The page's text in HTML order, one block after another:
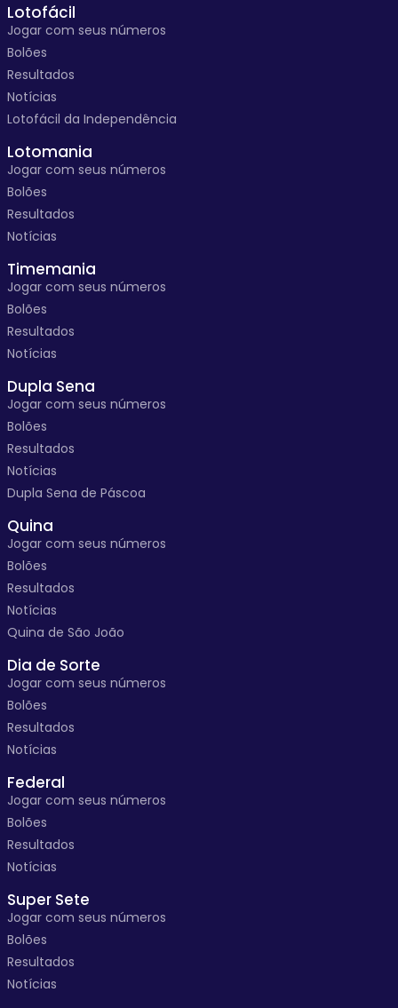
Lotofácil
Jogar com seus números
Bolões
Resultados
Notícias
Lotofácil da Independência
Lotomania
Jogar com seus números
Bolões
Resultados
Notícias
Timemania
Jogar com seus números
Bolões
Resultados
Notícias
Dupla Sena
Jogar com seus números
Bolões
Resultados
Notícias
Dupla Sena de Páscoa
Quina
Jogar com seus números
Bolões
Resultados
Notícias
Quina de São João
Dia de Sorte
Jogar com seus números
Bolões
Resultados
Notícias
Federal
Jogar com seus números
Bolões
Resultados
Notícias
Super Sete
Jogar com seus números
Bolões
Resultados
Notícias